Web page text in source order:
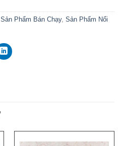
Sản Phẩm Bán Chạy, Sản Phẩm Nổi